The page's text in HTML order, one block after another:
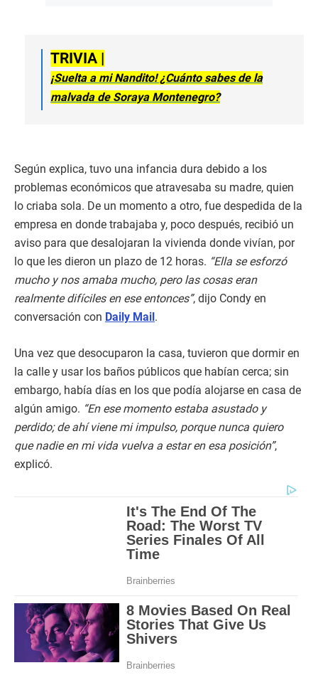
TRIVIA |
¡Suelta a mi Nandito! ¿Cuánto sabes de la
malvada de Soraya Montenegro?
Según explica, tuvo una infancia dura debido a los
problemas económicos que atravesaba su madre, quien
lo criaba sola. De un momento a otro, fue despedida de la
empresa en donde trabajaba y, poco después, recibió un
aviso para que desalojaran la vivienda donde vivían, por
lo que les dieron un plazo de 12 horas. “Ella se esforzó
mucho y nos amaba mucho, pero las cosas eran
realmente difíciles en ese entonces”, dijo Condy en
conversación con Daily Mail.
Una vez que desocuparon la casa, tuvieron que dormir en
la calle y usar los baños públicos que habían cerca; sin
embargo, había días en los que podía alojarse en casa de
algún amigo. “En ese momento estaba asustado y
perdido; de ahí viene mi impulso, porque nunca quiero
que nadie en mi vida vuelva a estar en esa posición”,
explicó.